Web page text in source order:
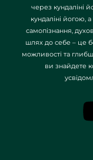
через кундаліні
кундаліні йогою,
самопізнання,
шлях до себе – це
можливості та
ви знайдете